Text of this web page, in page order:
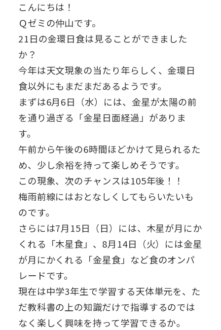
こんにちは！
Ｑゼミの仲山です。
21日の金環日食は見ることができました
か？
今年は天文現象の当たり年らしく、金環日
食以外にもまだまだあるようです。
まずは6月6日（水）には、金星が太陽の前
を通り過ぎる「金星日面経過」がありま
す。
午前から午後の6時間ほどかけて見られるた
め、少し余裕を持って楽しめそうです。
この現象、次のチャンスは105年後！！
梅雨前線にはおとなしくしてもらいたいも
のです。
さらには7月15日（日）には、木星が月にか
くれる「木星食」、8月14日（火）には金星
が月にかくれる「金星食」など食のオンパ
レードです。
現在は中学3年生で学習する天体単元を、た
だ教科書の上の知識だけで指導するのでは
なく楽しく興味を持って学習できるか。